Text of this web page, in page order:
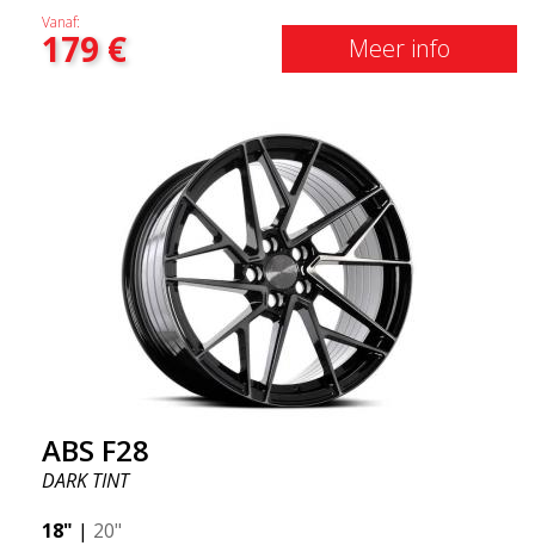
open spaken en dynamische vormen. De ABS333 is
zeer robuust en zit meestal op audi, bmw, volvo en
mercedes (breed geschikt voor bekende
specifieke model bij uw auto past!
Vanaf:
179€ Meer info
ABS F28
DARK TINT
18" | 20"